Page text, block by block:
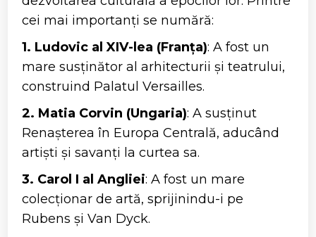
cei mai importanți se numără:
1. Ludovic al XIV-lea (Franța): A fost un
mare susținător al arhitecturii și teatrului,
construind Palatul Versailles.
2. Matia Corvin (Ungaria): A susținut
Renașterea în Europa Centrală, aducând
artiști și savanți la curtea sa.
3. Carol I al Angliei: A fost un mare
colecționar de artă, sprijinindu-i pe
Rubens și Van Dyck.